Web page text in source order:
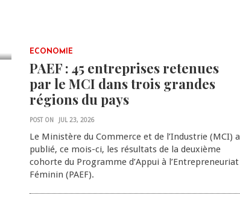
ECONOMIE
PAEF : 45 entreprises retenues
par le MCI dans trois grandes
régions du pays
POST ON JUL 23, 2026
Le Ministère du Commerce et de l’Industrie (MCI) a
publié, ce mois-ci, les résultats de la deuxième
cohorte du Programme d’Appui à l’Entrepreneuriat
Féminin (PAEF).